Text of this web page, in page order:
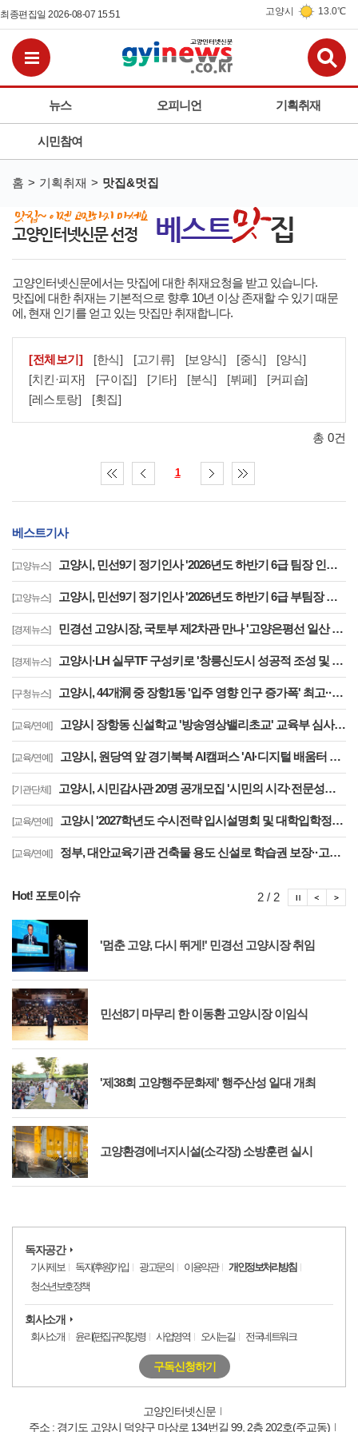
최종편집일 2026-08-07 15:51 고양시 13.0℃
뉴스 오피니언 기획취재
시민참여
홈 기획취재 맛집&멋집
고양인터넷신문에서는 맛집에 대한 취재요청을 받고 있습니다.
맛집에 대한 취재는 기본적으로 향후 10년 이상 존재할 수 있기 때문
에, 현재 인기를 얻고 있는 맛집만 취재합니다.
[전체보기] [한식] [고기류] [보양식] [중식]
[양식]
[치킨·피자]
[구이집] [기타] [분식] [뷔페]
[커피숍]
[레스토랑]
[횟집]
총 0건
1
베스트기사
[고양뉴스] 고양시, 민선9기 정기인사 '2026년도 하반기 6급 팀장 인사발령 사항'
[고양뉴스] 고양시, 민선9기 정기인사 '2026년도 하반기 6급 부팀장 이하 인사발령 사항'
[경제뉴스] 민경선 고양시장, 국토부 제2차관 만나 '고양은평선 일산 연장 반영' 등 요청
[경제뉴스] 고양시·LH 실무TF 구성키로 '창릉신도시 성공적 조성 및 자족기능 강화 협력'
[구청뉴스] 고양시, 44개洞 중 장항1동 '입주 영향 인구 증가폭' 최고··풍산동도 증가세 지속
[교육/연예] 고양시 장항동 신설학교 '방송영상밸리초교' 교육부 심사 통과··2030년 개교
[교육/연예] 고양시, 원당역 앞 경기북북 AI캠퍼스 'AI·디지털 배움터 체험존' 12월까지 운영
[기관단체] 고양시, 시민감사관 20명 공개모집 '시민의 시각·전문성으로 감사행정 제고'
[교육/연예] 고양시 '2027학년도 수시전략 입시설명회 및 대학입학정보박람회' 8일 개최
[교육/연예] 정부, 대안교육기관 건축물 용도 신설로 학습권 보장··고양자유학교 문제 해소
Hot! 포토이슈
'멈춘 고양, 다시 뛰게!' 민경선 고양시장 취임
민선8기 마무리 한 이동환 고양시장 이임식
'제38회 고양행주문화제' 행주산성 일대 개최
고양환경에너지시설(소각장) 소방훈련 실시
2 / 2 포
포토이
독자공간
기사제보 독자(후원)가입 광고문의 이용약관
개인정보처리방침
청소년보호정책
회사소개
회사소개 윤리(편집규약)강령 사업영역 오시는길 전국네트워크
구독신청하기
고양인터넷신문
주소 : 경기도 고양시 덕양구 마상로 134번길 99, 2층 202호(주교동)